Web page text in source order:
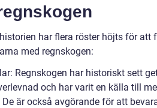
har flera röster höjts för att
med regnskogen:
Regnskogen har historiskt sett
och har varit en källa till
De är också avgörande för att